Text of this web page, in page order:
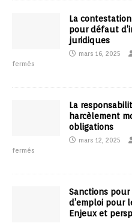
La
pour défaut
juridiques
mars 16, 2025
fermés
La
harcèlement
obligations
mars 12, 2025
fermés
Sanctions
d’emploi pour
Enjeux et